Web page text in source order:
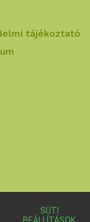
tájékoztató
SÜTI